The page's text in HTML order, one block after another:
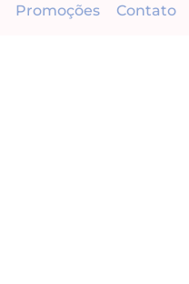
Promoções Contato